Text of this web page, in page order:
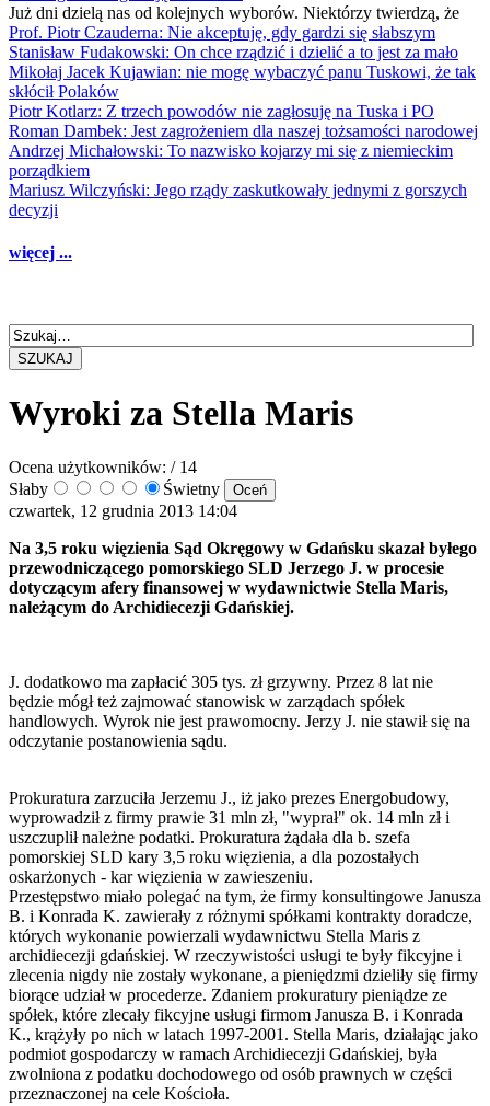
Już dni dzielą nas od kolejnych wyborów. Niektórzy twierdzą, że
Prof. Piotr Czauderna: Nie akceptuję, gdy gardzi się słabszym
Stanisław Fudakowski: On chce rządzić i dzielić a to jest za mało
Mikołaj Jacek Kujawian: nie mogę wybaczyć panu Tuskowi, że tak
skłócił Polaków
Piotr Kotlarz: Z trzech powodów nie zagłosuję na Tuska i PO
Roman Dambek: Jest zagrożeniem dla naszej tożsamości narodowej
Andrzej Michałowski: To nazwisko kojarzy mi się z niemieckim
porządkiem
Mariusz Wilczyński: Jego rządy zaskutkowały jednymi z gorszych
decyzji
więcej ...
SZUKAJ
Wyroki za Stella Maris
Ocena użytkowników: / 14
Słaby
Świetny
czwartek, 12 grudnia 2013 14:04
Na 3,5 roku więzienia Sąd Okręgowy w Gdańsku skazał byłego
przewodniczącego pomorskiego SLD Jerzego J. w procesie
dotyczącym afery finansowej w wydawnictwie Stella Maris,
należącym do Archidiecezji Gdańskiej.
J. dodatkowo ma zapłacić 305 tys. zł grzywny. Przez 8 lat nie
będzie mógł też zajmować stanowisk w zarządach spółek
handlowych. Wyrok nie jest prawomocny. Jerzy J. nie stawił się na
odczytanie postanowienia sądu.
Prokuratura zarzuciła Jerzemu J., iż jako prezes Energobudowy,
wyprowadził z firmy prawie 31 mln zł, "wyprał" ok. 14 mln zł i
uszczuplił należne podatki. Prokuratura żądała dla b. szefa
pomorskiej SLD kary 3,5 roku więzienia, a dla pozostałych
oskarżonych - kar więzienia w zawieszeniu.
Przestępstwo miało polegać na tym, że firmy konsultingowe Janusza
B. i Konrada K. zawierały z różnymi spółkami kontrakty doradcze,
których wykonanie powierzali wydawnictwu Stella Maris z
archidiecezji gdańskiej. W rzeczywistości usługi te były fikcyjne i
zlecenia nigdy nie zostały wykonane, a pieniędzmi dzieliły się firmy
biorące udział w procederze. Zdaniem prokuratury pieniądze ze
spółek, które zlecały fikcyjne usługi firmom Janusza B. i Konrada
K., krążyły po nich w latach 1997-2001. Stella Maris, działając jako
podmiot gospodarczy w ramach Archidiecezji Gdańskiej, była
zwolniona z podatku dochodowego od osób prawnych w części
przeznaczonej na cele Kościoła.